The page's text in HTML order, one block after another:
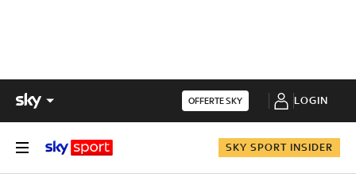
OFFERTE SKY LOGIN
SKY SPORT INSIDER